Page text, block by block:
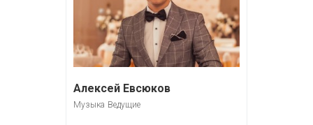
Алексей Евсюков
Музыка Ведущие